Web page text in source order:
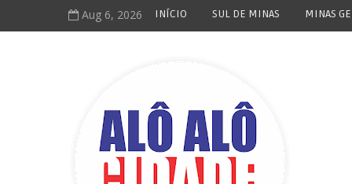
Aug 6, 2026 INÍCIO SUL DE MINAS MINAS